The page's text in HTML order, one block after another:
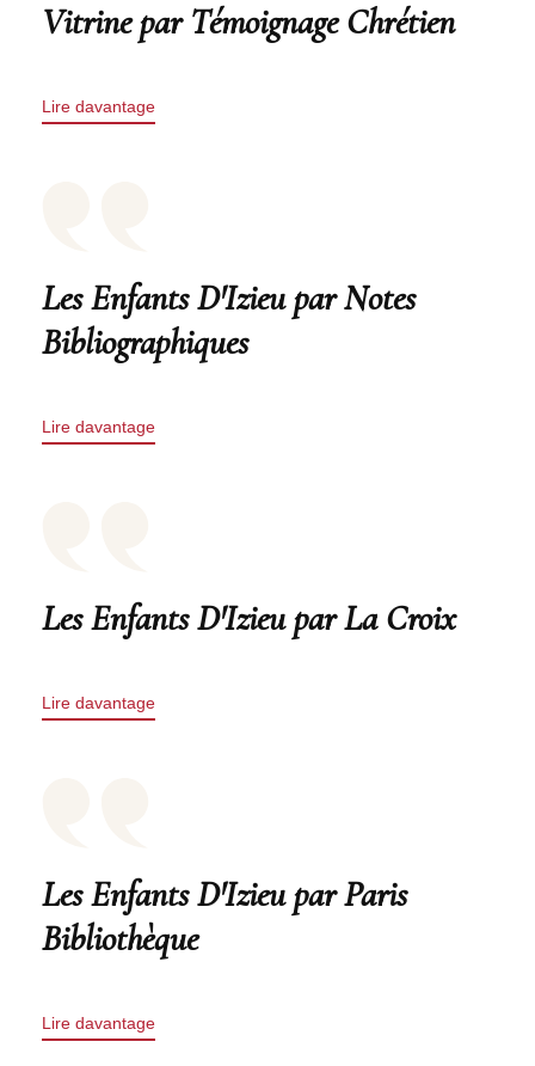
Vitrine par Témoignage Chrétien
Lire davantage
Les Enfants D'Izieu par Notes
Bibliographiques
Lire davantage
Les Enfants D'Izieu par La Croix
Lire davantage
Les Enfants D'Izieu par Paris
Bibliothèque
Lire davantage